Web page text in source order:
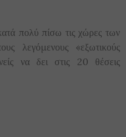
πολύ πίσω τις χώρες των
λεγόμενους «εξωτικούς
να δει στις 20 θέσεις